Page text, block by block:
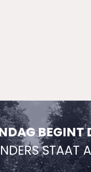
BEGINT
STAAT